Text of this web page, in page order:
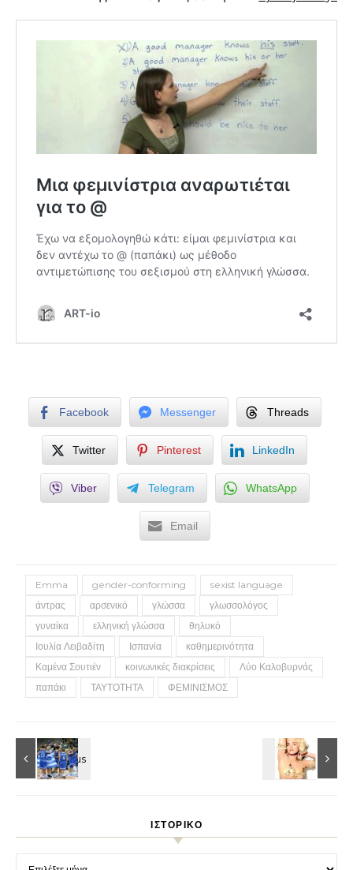
Facebook Messenger Threads
Twitter Pinterest LinkedIn
Viber Telegram WhatsApp
Email
Emma gender-conforming
sexist language
άντρας
αρσενικό γλώσσα
γλωσσολόγος
γυναίκα
ελληνική γλώσσα
θηλυκό
Ιουλία Λειβαδίτη
Ισπανία
καθημερινότητα
Καμένα Σουτιέν
κοινωνικές διακρίσεις
Λύο Καλοβυρνάς
παπάκι
ΤΑΥΤΟΤΗΤΑ ΦΕΜΙΝΙΣΜΟΣ
ΙΣΤΟΡΙΚΌ
Ιστορικό